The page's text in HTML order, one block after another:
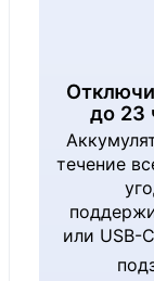
до 23
течение
или USB-